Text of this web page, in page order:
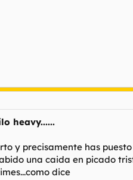
heavy......
y precisamente has
una caida en picado
dice